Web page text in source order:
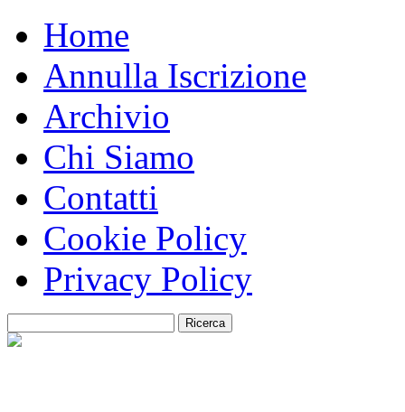
Home
Annulla Iscrizione
Archivio
Chi Siamo
Contatti
Cookie Policy
Privacy Policy